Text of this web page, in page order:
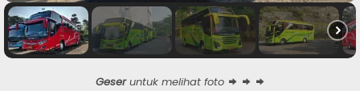
Geseruntuk melihat foto